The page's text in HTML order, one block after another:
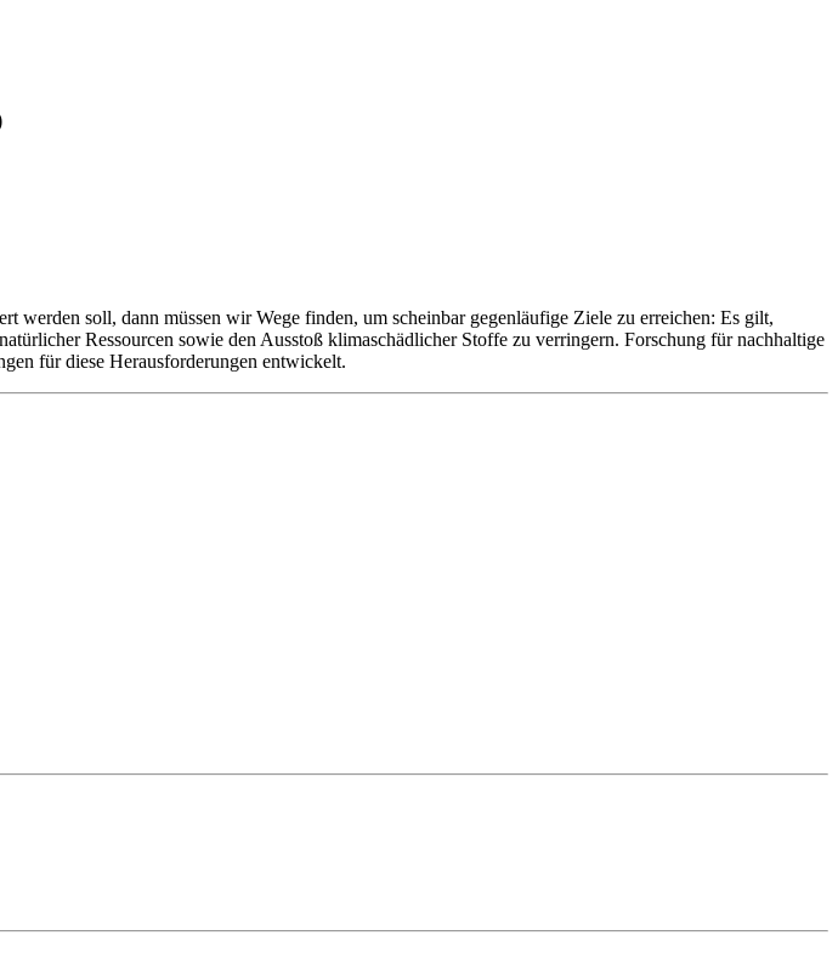
soll, dann müssen wir Wege finden, um scheinbar gegenläufige Ziele zu erreichen: Es gilt,
Ressourcen sowie den Ausstoß klimaschädlicher Stoffe zu verringern. Forschung für nachhaltige
für diese Herausforderungen entwickelt.